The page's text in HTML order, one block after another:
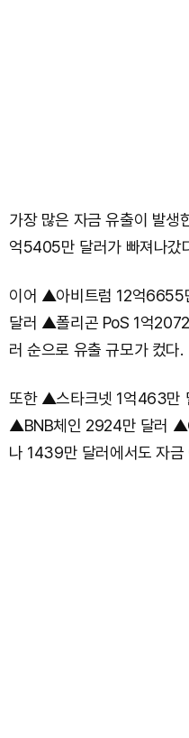
가장 많은 자금 유출이 발생
억5405만 달러가 빠져나갔
이어 ▲아비트럼 12억
달러 ▲폴리곤 PoS 1억
러 순으로 유출 규모가 컸다.
또한 ▲스타크넷 1억463만
▲BNB체인 2924만 달러
나 1439만 달러에서도 자금